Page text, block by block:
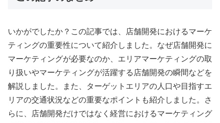
いかがでしたか？この記事では、店舗開発におけるマーケ
ティングの重要性について紹介しました。なぜ店舗開発に
マーケティングが必要なのか、エリアマーケティングの取
り扱いやマーケティングが活躍する店舗開発の瞬間などを
解説しました。また、ターゲットエリアの人口や目指すエ
リアの交通状況などの重要なポイントも紹介しました。さ
らに、店舗開発だけではなく経営におけるマーケティング